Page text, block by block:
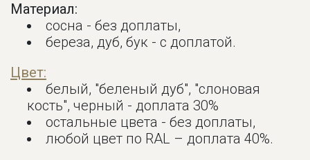
Материал:
сосна - без доплаты,
береза, дуб, бук - с доплатой.
Цвет:
белый, "беленый дуб", "слоновая
кость", черный - доплата 30%
остальные цвета - без доплаты,
любой цвет по RAL – доплата 40%.